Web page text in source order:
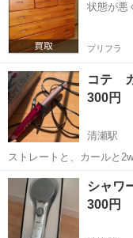
状態が悪
プリフラ
コテ
300円
清瀬駅
ストレートと、カールと2way
うにヒビが入ってますが 使用に
取りに来ていただけると
埼玉 新座市
シャワ
300円